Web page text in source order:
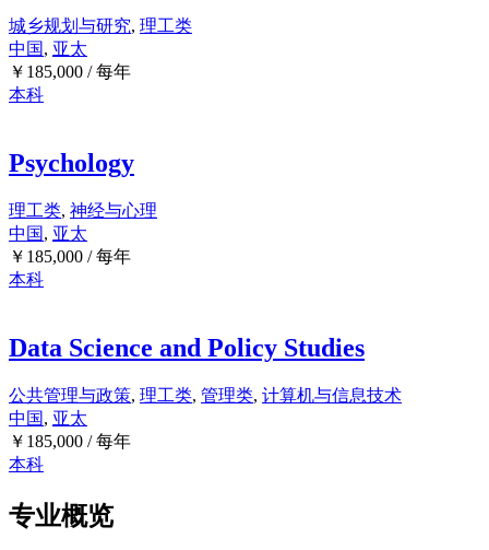
城乡规划与研究, 理工类
中国, 亚太
￥ 185,000 / 每年
本科
Psychology
理工类, 神经与心理
中国, 亚太
￥ 185,000 / 每年
本科
Data Science and Policy Studies
公共管理与政策, 理工类, 管理类, 计算机与信息技术
中国, 亚太
￥ 185,000 / 每年
本科
专业概览